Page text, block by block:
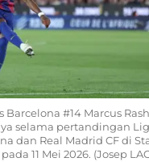
Barcelona #14 Marcus
selama pertandingan
dan Real Madrid CF di
11 Mei 2026. (Josep